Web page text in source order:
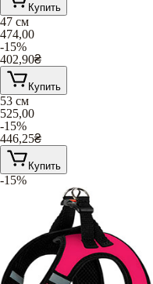
Купить
47 см
474,00
-15%
402,90₴
Купить
53 см
525,00
-15%
446,25₴
Купить
-15%